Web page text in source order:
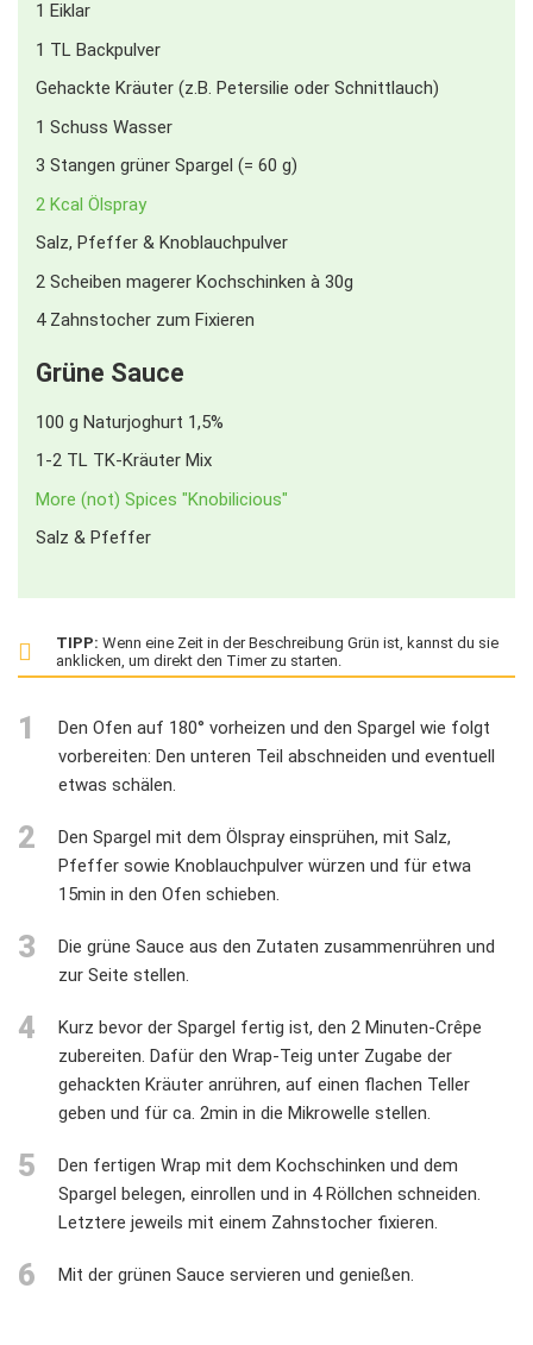
1 Eiklar
1 TL Backpulver
Gehackte Kräuter (z.B. Petersilie oder Schnittlauch)
1 Schuss Wasser
3 Stangen grüner Spargel (= 60 g)
2 Kcal Ölspray
Salz, Pfeffer & Knoblauchpulver
2 Scheiben magerer Kochschinken à 30g
4 Zahnstocher zum Fixieren
Grüne Sauce
100 g Naturjoghurt 1,5%
1-2 TL TK-Kräuter Mix
More (not) Spices "Knobilicious"
Salz & Pfeffer
TIPP: Wenn eine Zeit in der Beschreibung Grün ist, kannst du sie
anklicken, um direkt den Timer zu starten.
1
Den Ofen auf 180° vorheizen und den Spargel wie folgt
vorbereiten: Den unteren Teil abschneiden und eventuell
etwas schälen.
2
Den Spargel mit dem Ölspray einsprühen, mit Salz,
Pfeffer sowie Knoblauchpulver würzen und für etwa
15min in den Ofen schieben.
3
Die grüne Sauce aus den Zutaten zusammenrühren und
zur Seite stellen.
4
Kurz bevor der Spargel fertig ist, den 2 Minuten-Crêpe
zubereiten. Dafür den Wrap-Teig unter Zugabe der
gehackten Kräuter anrühren, auf einen flachen Teller
geben und für ca. 2min in die Mikrowelle stellen.
5
Den fertigen Wrap mit dem Kochschinken und dem
Spargel belegen, einrollen und in 4 Röllchen schneiden.
Letztere jeweils mit einem Zahnstocher fixieren.
6 Mit der grünen Sauce servieren und genießen.